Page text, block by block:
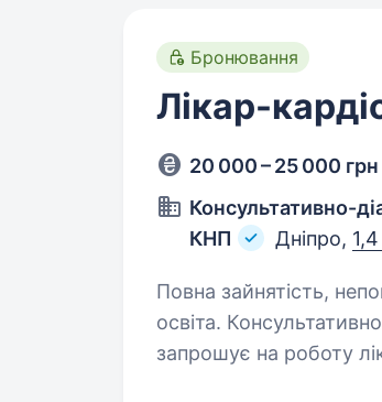
Бронювання
Лікар-
20 000 – 25 000 грн
Консультативно-
КНП
Дніпро,
Повна зайнятість,
освіта. Консультативно-діагностичний центр Сєвєродонецької міської ради
запрошує на роботу